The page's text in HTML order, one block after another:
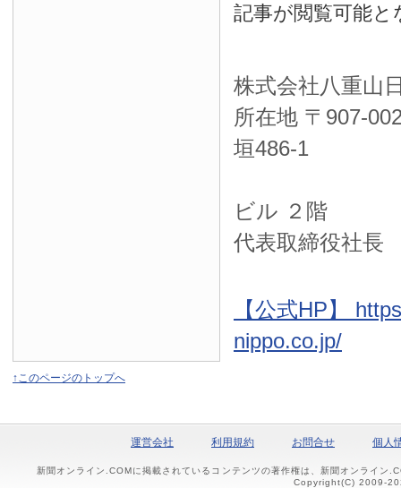
記事が閲覧可能
株式会社八重山
所在地 〒 907-
垣486-1
ビル ２階
代表取締役社
【公式HP】
nippo.co.jp/
↑このページのトップへ
運営会社 利用規約 お問合せ 個人
新聞オンライン.COMに掲載されているコンテンツの著作権は、新聞オンライン
Copyright(C) 2009-